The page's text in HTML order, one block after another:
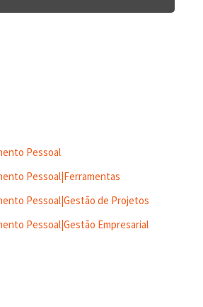
Pessoal
Pessoal|Ferramentas
Pessoal|Gestão de Projetos
Pessoal|Gestão Empresarial